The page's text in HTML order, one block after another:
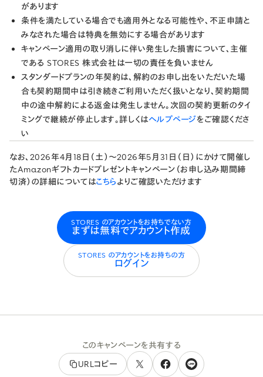
があります
条件を満たしている場合でも適用外となる可能性や、不正申請と
みなされた場合は特典を無効にする場合があります
キャンペーン適用の取り消しに伴い発生した損害について、主催
である STORES 株式会社は一切の責任を負いません
スタンダードプランの年契約は、解約のお申し出をいただいた場
合も契約期間中は引き続きご利用いただく扱いとなり、契約期間
中の途中解約による返金は発生しません。次回の契約更新のタイ
ミングで継続が停止します。詳しくはヘルプページをご確認くださ
い
なお、2026年4月18日（土）〜2026年5月31日（日）にかけて開催し
たAmazonギフトカードプレゼントキャンペーン（お申し込み期間締
切済）の詳細についてはこちらよりご確認いただけます
STORES のアカウントをお持ちでない方
まずは無料でアカウント作成
STORES のアカウントをお持ちの方
ログイン
このキャンペーンを共有する
URLコピー